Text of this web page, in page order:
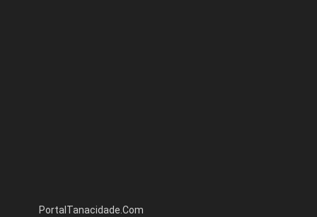
PortalTanacidade.Com